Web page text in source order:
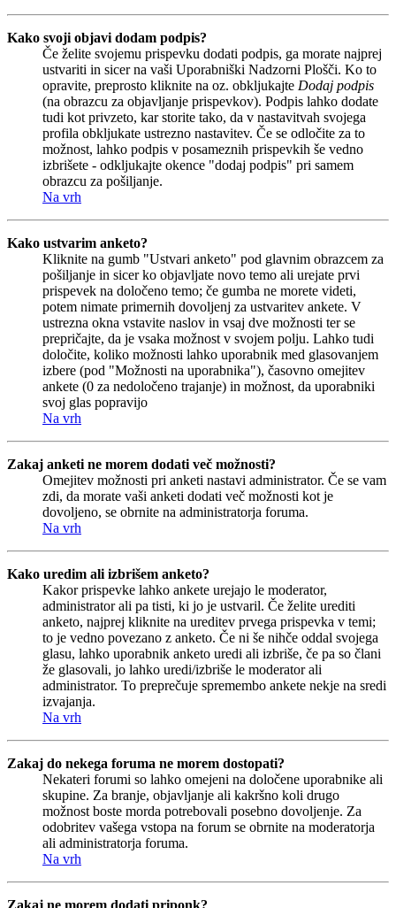
Kako svoji objavi dodam podpis?
Če želite svojemu prispevku dodati podpis, ga morate najprej
ustvariti in sicer na vaši Uporabniški Nadzorni Plošči. Ko to
opravite, preprosto kliknite na oz. obkljukajte Dodaj podpis
(na obrazcu za objavljanje prispevkov). Podpis lahko dodate
tudi kot privzeto, kar storite tako, da v nastavitvah svojega
profila obkljukate ustrezno nastavitev. Če se odločite za to
možnost, lahko podpis v posameznih prispevkih še vedno
izbrišete - odkljukajte okence "dodaj podpis" pri samem
obrazcu za pošiljanje.
Na vrh
Kako ustvarim anketo?
Kliknite na gumb "Ustvari anketo" pod glavnim obrazcem za
pošiljanje in sicer ko objavljate novo temo ali urejate prvi
prispevek na določeno temo; če gumba ne morete videti,
potem nimate primernih dovoljenj za ustvaritev ankete. V
ustrezna okna vstavite naslov in vsaj dve možnosti ter se
prepričajte, da je vsaka možnost v svojem polju. Lahko tudi
določite, koliko možnosti lahko uporabnik med glasovanjem
izbere (pod "Možnosti na uporabnika"), časovno omejitev
ankete (0 za nedoločeno trajanje) in možnost, da uporabniki
svoj glas popravijo
Na vrh
Zakaj anketi ne morem dodati več možnosti?
Omejitev možnosti pri anketi nastavi administrator. Če se vam
zdi, da morate vaši anketi dodati več možnosti kot je
dovoljeno, se obrnite na administratorja foruma.
Na vrh
Kako uredim ali izbrišem anketo?
Kakor prispevke lahko ankete urejajo le moderator,
administrator ali pa tisti, ki jo je ustvaril. Če želite urediti
anketo, najprej kliknite na ureditev prvega prispevka v temi;
to je vedno povezano z anketo. Če ni še nihče oddal svojega
glasu, lahko uporabnik anketo uredi ali izbriše, če pa so člani
že glasovali, jo lahko uredi/izbriše le moderator ali
administrator. To preprečuje spremembo ankete nekje na sredi
izvajanja.
Na vrh
Zakaj do nekega foruma ne morem dostopati?
Nekateri forumi so lahko omejeni na določene uporabnike ali
skupine. Za branje, objavljanje ali kakršno koli drugo
možnost boste morda potrebovali posebno dovoljenje. Za
odobritev vašega vstopa na forum se obrnite na moderatorja
ali administratorja foruma.
Na vrh
Zakaj ne morem dodati priponk?